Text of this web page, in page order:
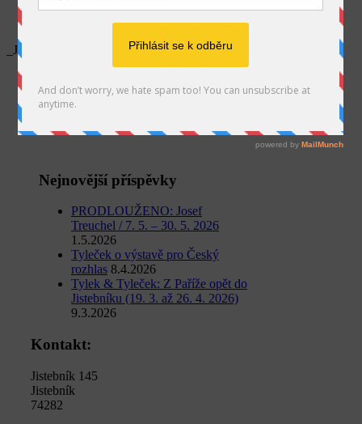
_JAN2521 kopie
Média
Visegrádská spolupráce
Nejnovější příspěvky
PRODLOUŽENO: Josef
Treuchel / 7. 5. – 30. 5. 2026
1.5.2026
Tyleček o výstavě pro Český
rozhlas 8.4.2026
Tylek & Tyleček: Z Paříže opět do
Jistebníku (19. 3. až 26. 4. 2026)
9.3.2026
Kontakt:
Jistebník 145
Jistebník
74282